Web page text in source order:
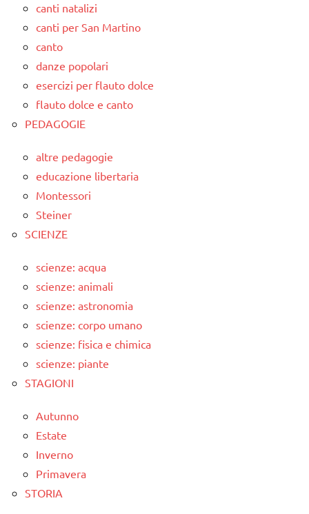
canti natalizi
canti per San Martino
canto
danze popolari
esercizi per flauto dolce
flauto dolce e canto
PEDAGOGIE
altre pedagogie
educazione libertaria
Montessori
Steiner
SCIENZE
scienze: acqua
scienze: animali
scienze: astronomia
scienze: corpo umano
scienze: fisica e chimica
scienze: piante
STAGIONI
Autunno
Estate
Inverno
Primavera
STORIA